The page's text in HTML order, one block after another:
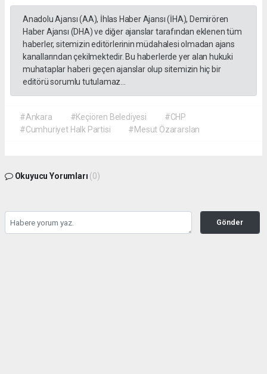
Anadolu Ajansı (AA), İhlas Haber Ajansı (İHA), Demirören
Haber Ajansı (DHA) ve diğer ajanslar tarafından eklenen tüm
haberler, sitemizin editörlerinin müdahalesi olmadan ajans
kanallarından çekilmektedir. Bu haberlerde yer alan hukuki
muhataplar haberi geçen ajanslar olup sitemizin hiç bir
editörü sorumlu tutulamaz...
#Ankara #Keçiören Belediyesi
#CHP
#Cumhuriyet Halk Partisi
#Mesut Özararslan
Okuyucu Yorumları (0)
Gönder